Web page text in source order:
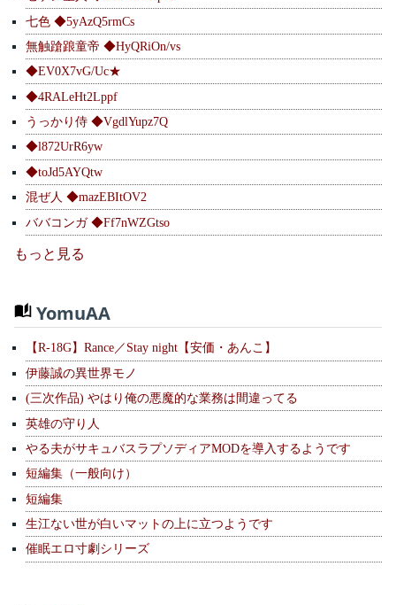
七色 ◆5yAzQ5rmCs
無触蹌踉童帝 ◆HyQRiOn/vs
◆EV0X7vG/Uc★
◆4RALeHt2Lppf
うっかり侍 ◆VgdlYupz7Q
◆l872UrR6yw
◆toJd5AYQtw
混ぜ人 ◆mazEBItOV2
ババコンガ ◆Ff7nWZGtso
もっと見る
YomuAA
【R-18G】Rance／Stay night【安価・あんこ】
伊藤誠の異世界モノ
(三次作品) やはり俺の悪魔的な業務は間違ってる
英雄の守り人
やる夫がサキュバスラプソディアMODを導入するようです
短編集（一般向け）
短編集
生江ない世が白いマットの上に立つようです
催眠エロ寸劇シリーズ